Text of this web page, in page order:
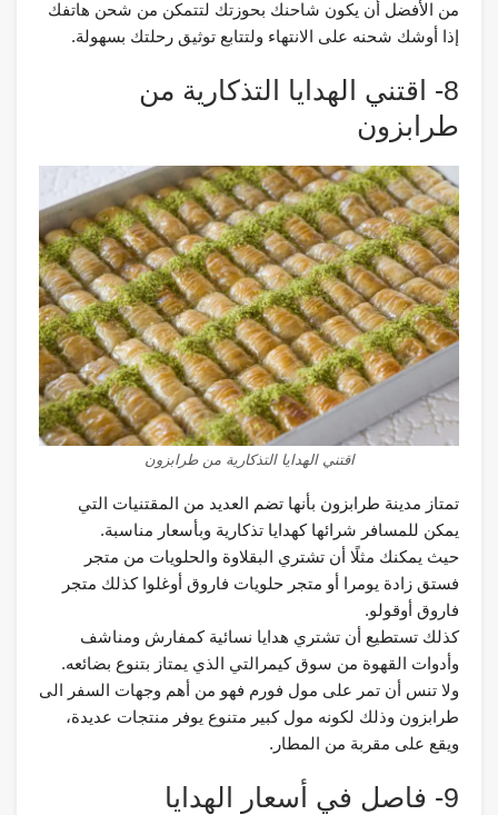
من الأفضل أن يكون شاحنك بحوزتك لتتمكن من شحن هاتفك
إذا أوشك شحنه على الانتهاء ولتتابع توثيق رحلتك بسهولة.
8- اقتني الهدايا التذكارية من
طرابزون
اقتني الهدايا التذكارية من طرابزون
تمتاز مدينة طرابزون بأنها تضم العديد من المقتنيات التي
يمكن للمسافر شرائها كهدايا تذكارية وبأسعار مناسبة.
حيث يمكنك مثلًا أن تشتري البقلاوة والحلويات من متجر
فستق زادة يومرا أو متجر حلويات فاروق أوغلوا كذلك متجر
فاروق أوقولو.
كذلك تستطيع أن تشتري هدايا نسائية كمفارش ومناشف
وأدوات القهوة من سوق كيمرالتي الذي يمتاز بتنوع بضائعه.
ولا تنس أن تمر على مول فورم فهو من أهم وجهات السفر الى
طرابزون وذلك لكونه مول كبير متنوع يوفر منتجات عديدة،
ويقع على مقربة من المطار.
9- فاصل في أسعار الهدايا